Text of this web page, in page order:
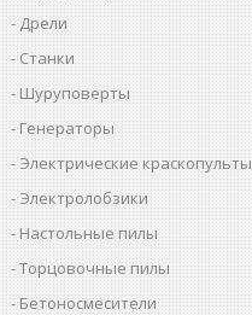
Дрели
Станки
Шуруповерты
Генераторы
Электрические краскопульты
Электролобзики
Настольные пилы
Торцовочные пилы
Бетоносмесители